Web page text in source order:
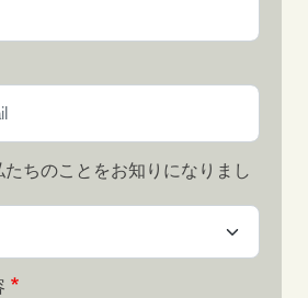
ちのことをお知りになりまし